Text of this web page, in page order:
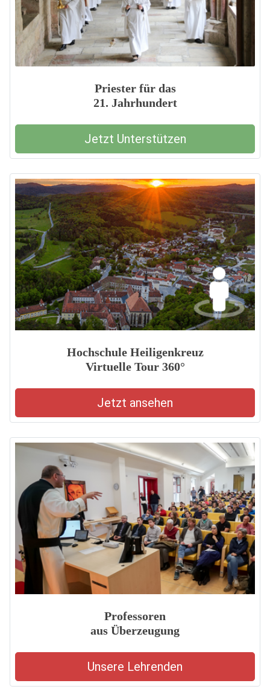
Priester für das
21. Jahrhundert
Jetzt Unterstützen
Hochschule Heiligenkreuz
Virtuelle Tour 360°
Jetzt ansehen
Professoren
aus Überzeugung
Unsere Lehrenden